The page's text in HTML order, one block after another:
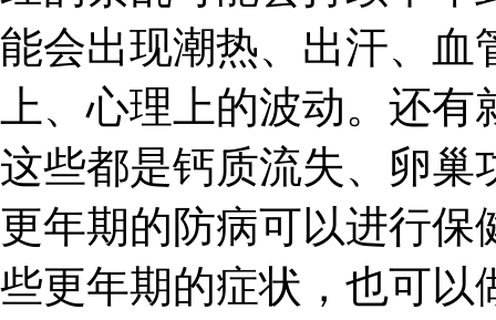
能会出现潮热、出汗、血
上、心理上的波动。还
这些都是钙质流失、卵巢
更年期的防病可以进行保
些更年期的症状，也可以